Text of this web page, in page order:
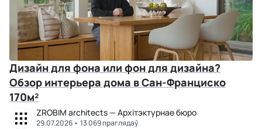
Дизайн для фона или фон для дизайна?
Обзор интерьера дома в Сан-Франциско
170м²
ZROBIM architects — Архітэктурнае бюро
29.07.2026 13 069 праглядаў